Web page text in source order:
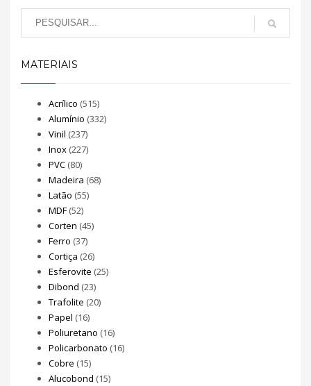
MATERIAIS
Acrílico (515)
Alumínio (332)
Vinil (237)
Inox (227)
PVC (80)
Madeira (68)
Latão (55)
MDF (52)
Corten (45)
Ferro (37)
Cortiça (26)
Esferovite (25)
Dibond (23)
Trafolite (20)
Papel (16)
Poliuretano (16)
Policarbonato (16)
Cobre (15)
Alucobond (15)